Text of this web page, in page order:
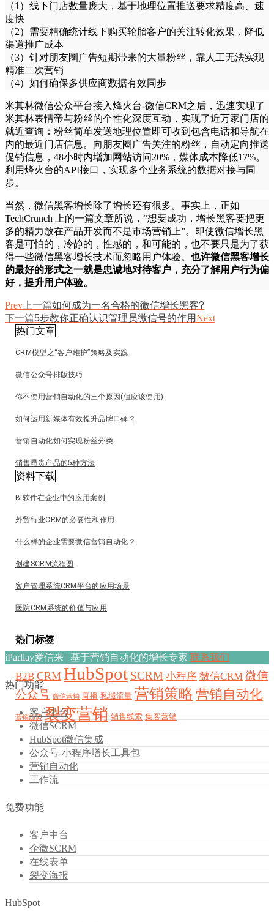
（1）线下门店数量庞大，基于地理位置推送要求精度高、速
度快
（2）需要精确统计线下购买轮胎客户的关注转化效果，降低
渠道推广成本
（3）针对朋友圈广告短期带来的大量粉丝，靠人工无法实现
精准二次营销
（4）如何确保多供应商数据有效同步
米其林微信公众平台接入烽火台-微信CRM之后，迅速实现了
米其林表情帝与粉丝的个性化深度互动，实现了近万家门店的
就近查询：粉丝简单发送地理位置即可收到包含电话和导航在
内的最近门店信息。向朋友圈广告关注的粉丝，自动定向推送
促销信息，48小时内增加网站访问20%，媒体成本降低17%。
利用烽火台的API接口，实现多个业务系统的数据对接与同
步。
当然，微信黑客增长除了增长还有很多。事实上，正如
TechCrunch 上的一篇文章所说，“想要成功，增长黑客要把更
多的精力放在产品开发而不是市场营销上”。即使微信增长黑
客是可怕的，冷静的，性感的，和可能的，也不要只是为了获
得一些微信黑客增长技术而忽略用户体验。 也许微信黑客增长
的最好的形式之一就是忠诚地对待客户，充分了解用户行为偏
好，提升用户体验。
Prev 上一篇如何成为一名合格的微信增长黑客?
下一篇5步教你正确认识管理员微信号的作用Next
热门文章
CRM模型之“客户维护”策略及实践
微信公众号排版技巧
你不使用营销自动化的三个原因(但应该使用)
如何运用新媒体有效提升品牌口碑？
营销自动化如何实现粉丝分类
销售昂贵产品的5种方法
资料下载
BI软件在企业中的应用案例
外贸行业CRM的必要性和作用
什么样的企业需要微信营销自动化？
创建SCRM流程图
客户管理系统CRM平台的应用场景
医院CRM系统的价值与应用
热门标签
B2B CRM HubSpot SCRM 小程序 微信CRM 微信
公众号 微信营销 直播 私域流量 营销策略 营销自动化
营销趋势 裂变营销 销售线索 集客营销
iParllay爱信来 | 基于营销自动化的增长专家 联系我们
热门功能
客户中台
微信SCRM
HubSpot微信集成
公众号-小程序增长工具包
营销自动化
工作流
免费功能
客户中台
企微SCRM
在线表单
裂变海报
HubSpot